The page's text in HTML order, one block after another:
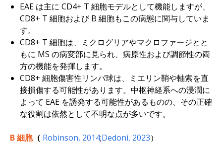
EAE は主に CD4+ T 細胞モデルとして機能しますが、
CD8+ T 細胞および B 細胞もこの病態に関与していま
す。
CD8+ T 細胞は、ミクログリアやマクロファージとと
もに MS の病変部に見られ、病原性および調節性の両
方の機能を発揮します。
CD8+ 細胞傷害性リンパ球は、ミエリン鞘や軸索を直
接損傷する可能性があります。中枢神経系への浸潤に
よって EAE を誘発する可能性があるものの、その正確
な役割は依然として不明な点が多いです。
B 細胞（ Robinson, 2014;Dedoni, 2023）